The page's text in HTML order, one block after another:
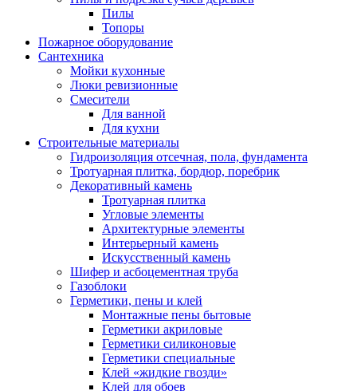
Пилы
Топоры
Пожарное оборудование
Сантехника
Мойки кухонные
Люки ревизионные
Смесители
Для ванной
Для кухни
Строительные материалы
Гидроизоляция отсечная, пола, фундамента
Тротуарная плитка, бордюр, поребрик
Декоративный камень
Тротуарная плитка
Угловые элементы
Архитектурные элементы
Интерьерный камень
Искусственный камень
Шифер и асбоцементная труба
Газоблоки
Герметики, пены и клей
Монтажные пены бытовые
Герметики акриловые
Герметики силиконовые
Герметики специальные
Клей «жидкие гвозди»
Клей для обоев